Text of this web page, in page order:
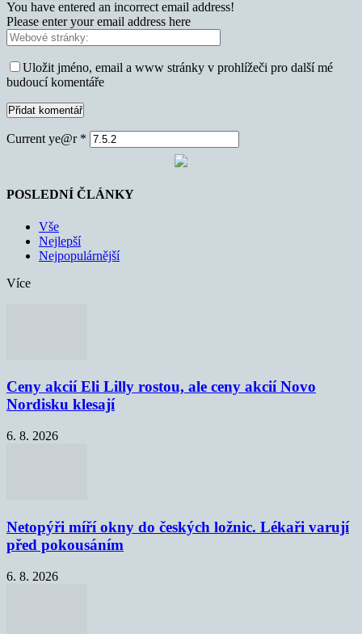
You have entered an incorrect email address!
Please enter your email address here
Uložit jméno, email a www stránky v prohlížeči pro další mé
budoucí komentáře
Current ye@r *
POSLEDNÍ ČLÁNKY
Vše
Nejlepší
Nejpopulárnější
Více
Ceny akcií Eli Lilly rostou, ale ceny akcií Novo
Nordisku klesají
6. 8. 2026
Netopýři míří okny do českých ložnic. Lékaři varují
před pokousáním
6. 8. 2026